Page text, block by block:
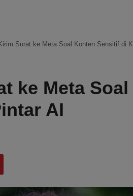
Surat ke Meta Soal Konten Sensitif di
ke Meta
AI